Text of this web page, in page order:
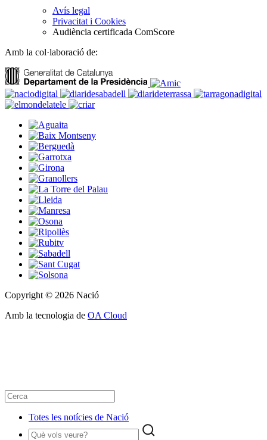
Avís legal
Privacitat i Cookies
Audiència certificada ComScore
Amb la col·laboració de:
Copyright © 2026 Nació
Amb la tecnologia de OA Cloud
Totes les notícies de Nació